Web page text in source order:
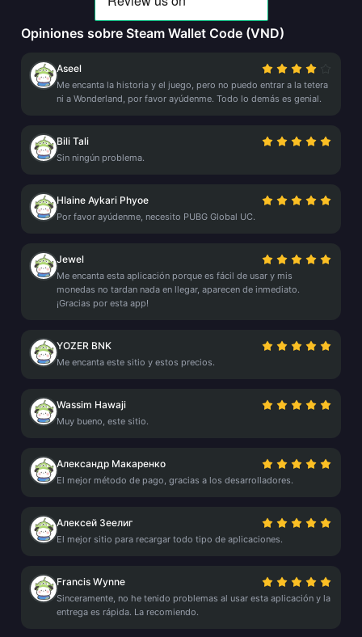
Opiniones sobre Steam Wallet Code (VND)
Aseel
Me encanta la historia y el juego, pero no puedo entrar a la tetera
ni a Wonderland, por favor ayúdenme. Todo lo demás es genial.
Bili Tali
Sin ningún problema.
Hlaine Aykari Phyoe
Por favor ayúdenme, necesito PUBG Global UC.
Jewel
Me encanta esta aplicación porque es fácil de usar y mis
monedas no tardan nada en llegar, aparecen de inmediato.
¡Gracias por esta app!
YOZER BNK
Me encanta este sitio y estos precios.
Wassim Hawaji
Muy bueno, este sitio.
Александр Макаренко
El mejor método de pago, gracias a los desarrolladores.
Алексей Зеелиг
El mejor sitio para recargar todo tipo de aplicaciones.
Francis Wynne
Sinceramente, no he tenido problemas al usar esta aplicación y la
entrega es rápida. La recomiendo.